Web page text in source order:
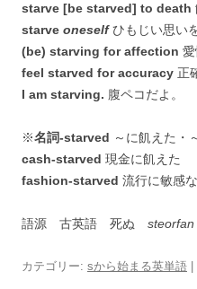
starve [be starved] to death
starve oneselfひもじい思い
(be) starving for affection
feel starved for accuracy 正
I am starving. 腹ペコだよ。
※名詞-starved ～に飢えた・
cash-starved 現金に飢えた
fashion-starved 流行に敏感な
語源 古英語 死ぬ steorfan
カテゴリー: sから始まる英単語